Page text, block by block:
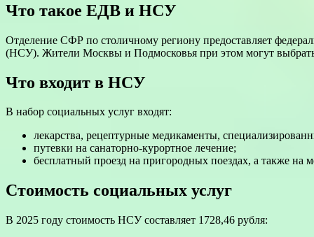
Что такое ЕДВ и НСУ
Отделение СФР по столичному региону предоставляет
(НСУ). Жители Москвы и Подмосковья при этом могут
Что входит в НСУ
В набор социальных услуг входят:
лекарства, рецептурные медикаменты,
путевки на санаторно-курортное лечение;
бесплатный проезд на пригородных поездах, а также на
Стоимость социальных услуг
В 2025 году стоимость НСУ составляет 1728,46 рубля: